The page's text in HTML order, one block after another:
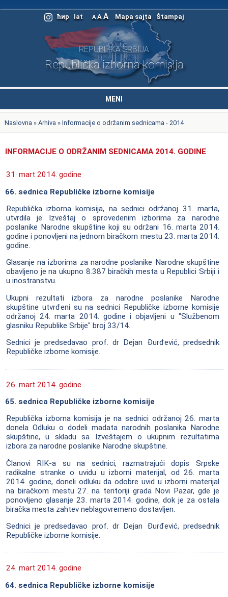
ћир lat A A A Mapa sajta Štampaj
REPUBLIKA SRBIJA
Republička izborna komisija
MENI
Naslovna » Arhiva » Informacije o održanim sednicama - 2014
INFORMACIJE O ODRŽANIM SEDNICAMA 2014. GODINE
31. mart 2014. godine
66. sednica Republičke izborne komisije
Republička izborna komisija, na sednici održanoj 31. marta,
utvrdila je Izveštaj o sprovedenim izborima za narodne
poslanike Narodne skupštine koji su održani 16. marta 2014.
godine i ponovljeni na jednom biračkom mestu 23. marta 2014.
godine.
Glasanje na izborima za narodne poslanike Narodne skupštine
obavljeno je na ukupno 8.387 biračkih mesta u Republici Srbiji i
u inostranstvu.
Ukupni rezultati izbora za narodne poslanike Narodne
skupštine utvrđeni su na sednici Republičke izborne komisije
održanoj 24. marta 2014. godine i objavljeni u "Službenom
glasniku Republike Srbije" broj 33/14.
Sednici je predsedavao prof. dr Dejan Đurđević, predsednik
Republičke izborne komisije.
26. mart 2014. godine
65. sednica Republičke izborne komisije
Republička izborna komisija je na sednici održanoj 26. marta
donela Odluku o dodeli madata narodnih poslanika Narodne
skupštine, u skladu sa Izveštajem o ukupnim rezultatima
izbora za narodne poslanike Narodne skupštine.
Članovi RIK-a su na sednici, razmatrajući dopis Srpske
radikalne stranke o uvidu u izborni materijal, od 26. marta
2014. godine, doneli odluku da odobre uvid u izborni materijal
na biračkom mestu 27. na teritoriji grada Novi Pazar, gde je
ponovljeno glasanje 23. marta 2014. godine, dok je za ostala
biračka mesta zahtev neblagovremeno dostavljen.
Sednici je predsedavao prof. dr Dejan Đurđević, predsednik
Republičke izborne komisije.
24. mart 2014. godine
64. sednica Republičke izborne komisije